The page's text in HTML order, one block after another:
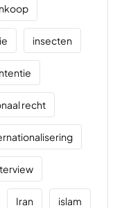
insecten
recht
Iran islam